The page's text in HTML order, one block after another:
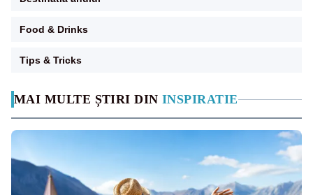
MAI MULTE ȘTIRI DIN INSPIRATIE
Food & Drinks
Tips & Tricks